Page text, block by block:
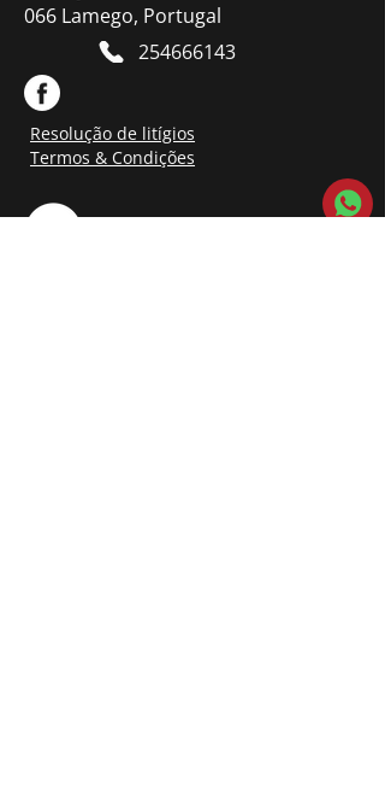
066 Lamego, Portugal
254666143
Resolução de litígios
Termos & Condições